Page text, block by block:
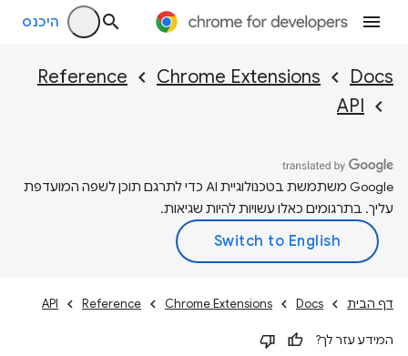
היכנס
Docs
Chrome Extensions
Reference
API
‫Google משתמשת בטכנולוגיית AI כדי לתרגם תוכן לשפה המועדפת
עליך. בתרגומים כאלו עשויות להיות שגיאות.
דף הבית Docs
Chrome Extensions
Reference
API
המידע עזר לך?